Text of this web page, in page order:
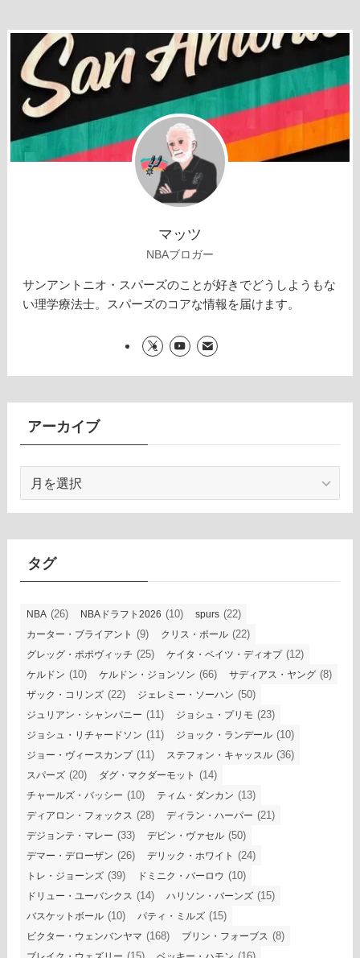
マッツ
NBAブロガー
サンアントニオ・スパーズのことが好きでどうしようもな
い理学療法士。スパーズのコアな情報を届けます。
アーカイブ
カ
タグ
NBA (26) NBAドラフト2026 (10) spurs (22)
カーター・ブライアント (9) クリス・ポール (22)
グレッグ・ポポヴィッチ (25) ケイタ・ベイツ・ディオプ(12)
ケルドン (10) ケルドン・ジョンソン (66) サディアス・ヤング (8)
ザック・コリンズ (22) ジェレミー・ソーハン (50)
ジュリアン・シャンパニー (11) ジョシュ・プリモ (23)
ジョシュ・リチャードソン (11) ジョック・ランデール (10)
ジョー・ヴィースカンプ(11) ステフォン・キャッスル (36)
スパーズ (20) ダグ・マクダーモット (14)
チャールズ・バッシー (10) ティム・ダンカン (13)
ディアロン・フォックス (28) ディラン・ハーパー (21)
デジョンテ・マレー (33) デビン・ヴァセル (50)
デマー・デローザン (26) デリック・ホワイト (24)
トレ・ジョーンズ (39) ドミニク・バーロウ (10)
ドリュー・ユーバンクス (14) ハリソン・バーンズ (15)
バスケットボール (10) パティ・ミルズ (15)
ビクター・ウェンバンヤマ (168) ブリン・フォーブス (8)